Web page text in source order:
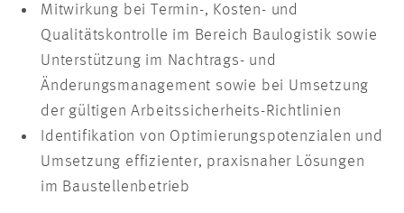
Mitwirkung bei Termin-, Kosten- und
Qualitätskontrolle im Bereich Baulogistik sowie
Unterstützung im Nachtrags- und
Änderungsmanagement sowie bei Umsetzung
der gültigen Arbeitssicherheits-Richtlinien
Identifikation von Optimierungspotenzialen und
Umsetzung effizienter, praxisnaher Lösungen
im Baustellenbetrieb